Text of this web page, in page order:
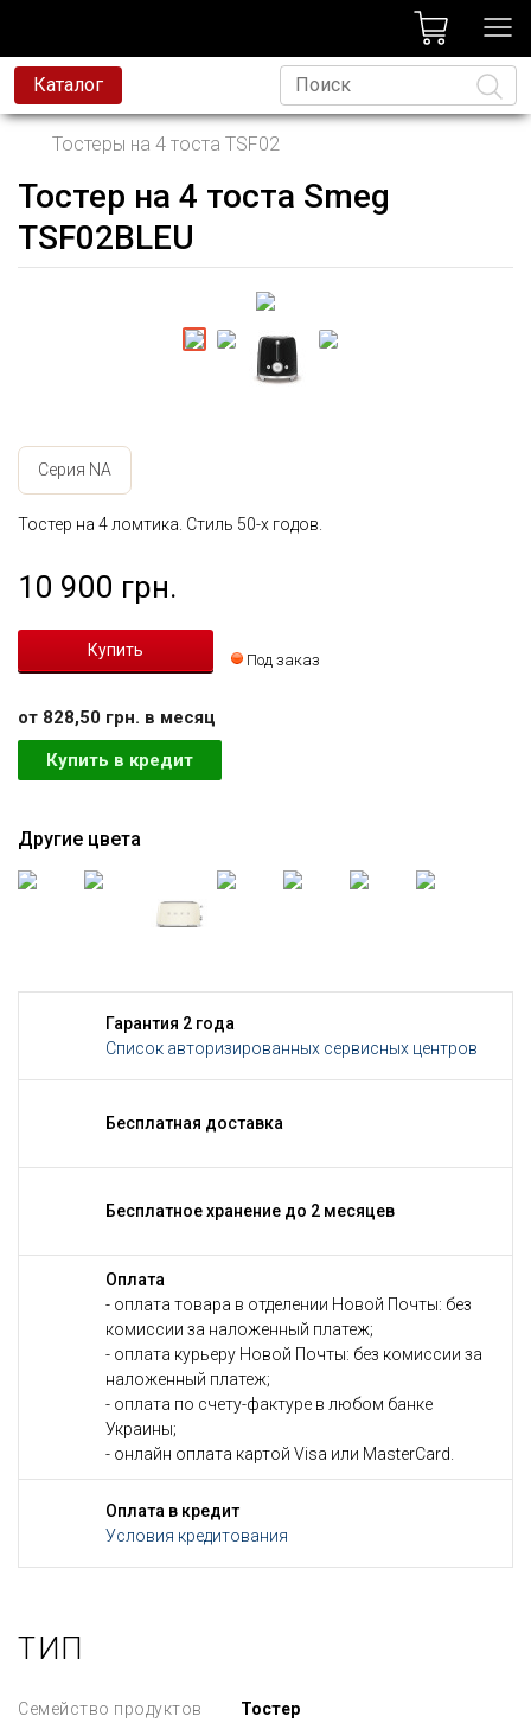
Каталог
Тостеры на 4 тоста TSF02
Тостер на 4 тоста Smeg
TSF02BLEU
Серия NA
Тостер на 4 ломтика. Стиль 50-х годов.
10 900 грн.
Под заказ
от 828,50 грн. в месяц
Купить в кредит
Другие цвета
Гарантия 2 года
Список авторизированных сервисных центров
Бесплатная доставка
Бесплатное хранение до 2 месяцев
Оплата
- оплата товара в отделении Новой Почты: без
комиссии за наложенный платеж;
- оплата курьеру Новой Почты: без комиссии за
наложенный платеж;
- оплата по счету-фактуре в любом банке
Украины;
- онлайн оплата картой Visa или MasterCard.
Оплата в кредит
Условия кредитования
ТИП
Семейство продуктов
Тостер